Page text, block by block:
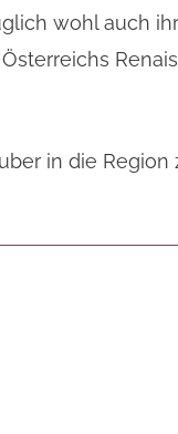
wohl auch
in die Region